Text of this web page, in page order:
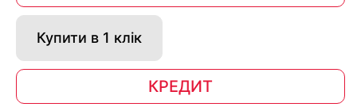
Купити в 1 клік
КРЕДИТ